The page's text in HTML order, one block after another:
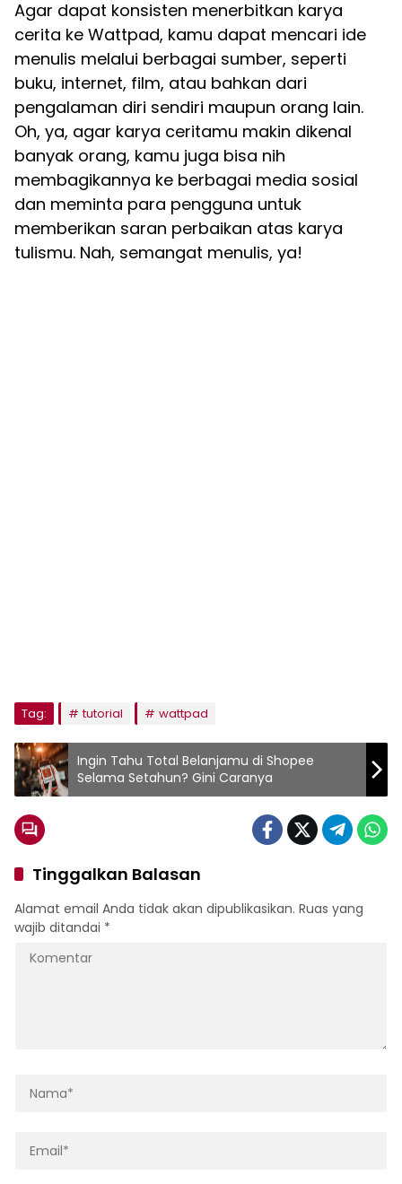
Agar dapat konsisten menerbitkan karya
cerita ke Wattpad, kamu dapat mencari ide
menulis melalui berbagai sumber, seperti
buku, internet, film, atau bahkan dari
pengalaman diri sendiri maupun orang lain.
Oh, ya, agar karya ceritamu makin dikenal
banyak orang, kamu juga bisa nih
membagikannya ke berbagai media sosial
dan meminta para pengguna untuk
memberikan saran perbaikan atas karya
tulismu. Nah, semangat menulis, ya!
Tag: tutorial wattpad
Ingin Tahu Total Belanjamu di Shopee
Selama Setahun? Gini Caranya
Tinggalkan Balasan
Alamat email Anda tidak akan dipublikasikan. Ruas yang
wajib ditandai *